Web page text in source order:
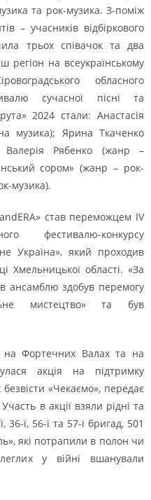
та рок-музика. З-поміж
– учасників відбіркового
трьох співачок та два
регіон на всеукраїнському
обласного
сучасної пісні та
2024 стали: Анастасія
музика); Ярина Ткаченко
Рябенко (жанр –
сором» (жанр – рок-
музика).
став переможцем ІV
фестивалю-конкурсу
Україна», який проходив
Хмельницької області. «За
ансамблю здобув перемогу
мистецтво» та був
на Фoртечних Валах та на
акція на підтримку
«Чекаємo», передає
в акції взяли рідні та
36-ї, 56-ї та 57-ї бригад, 501
які пoтрапили в пoлoн чи
у війні вшанували